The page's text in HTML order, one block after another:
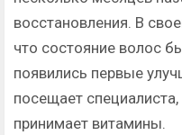
восстановления. В
что состояние волос
появились первые
посещает
принимает витамины.